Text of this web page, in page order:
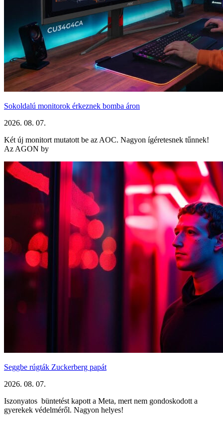
Sokoldalú monitorok érkeznek bomba áron
2026. 08. 07.
Két új monitort mutatott be az AOC. Nagyon ígéretesnek tűnnek!
Az AGON by
Seggbe rúgták Zuckerberg papát
2026. 08. 07.
Iszonyatos büntetést kapott a Meta, mert nem gondoskodott a
gyerekek védelméről. Nagyon helyes!